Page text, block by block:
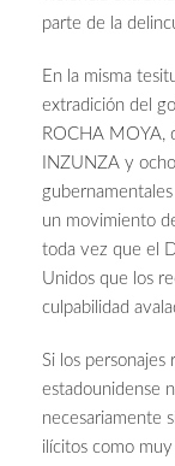
parte de la
En la misma
extradición del
ROCHA MOYA,
INZUNZA y
un movimiento
toda vez que el
Unidos que los
culpabilidad
Si los personajes
estadounidense
necesariamente
ilícitos como